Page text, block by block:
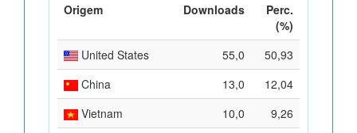
Origem Downloads
Perc.
(%)
United States
55,0
50,93
China
13,0
12,04
Vietnam
10,0
9,26